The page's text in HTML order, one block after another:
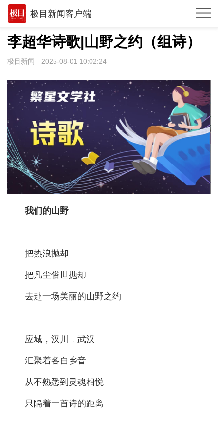
极目新闻客户端
推荐
观点
湖北
武汉
世相
环球
专题
极客圈
经济
科教
健康
悠游
汽车
房产
消费
李超华诗歌|山野之约（组诗）
极目新闻 2025-08-01 10:02:24
我们的山野
把热浪抛却
把凡尘俗世抛却
去赴一场美丽的山野之约
应城，汉川，武汉
汇聚着各自乡音
从不熟悉到灵魂相悦
只隔着一首诗的距离